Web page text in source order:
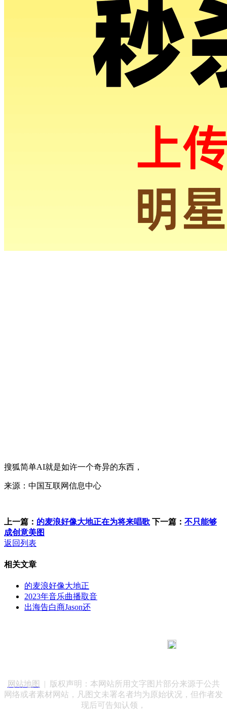
搜狐简单AI就是如许一个奇异的东西，
来源：中国互联网信息中心
上一篇： 的麦浪好像大地正在为将来唱歌 下一篇： 不只能够
成创意美图
返回列表
相关文章
的麦浪好像大地正
2023年音乐曲播取音
出海告白商Jason还
网站地图
| 版权声明：本网站所用文字图片部分来源于公共
网络或者素材网站，凡图文未署名者均为原始状况，但作者发
现后可告知认领，